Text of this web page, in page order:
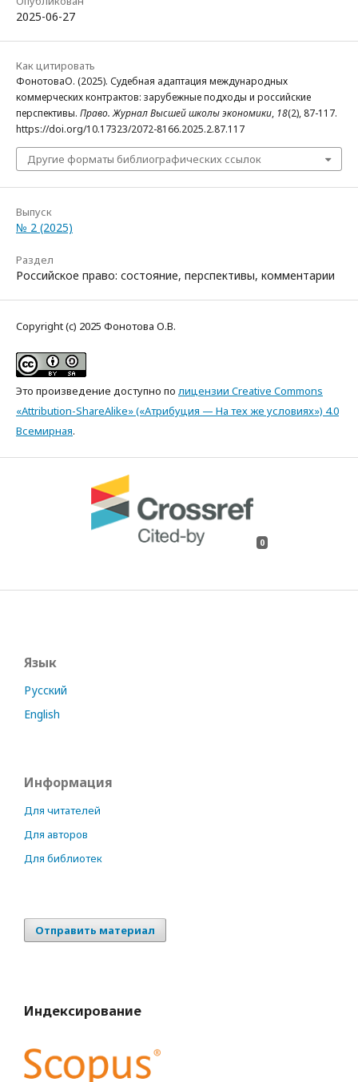
2025-06-27
Как цитировать
ФонотоваО. (2025). Судебная адаптация международных
коммерческих контрактов: зарубежные подходы и российские
перспективы. Право. Журнал Высшей школы экономики, 18(2), 87-117.
https://doi.org/10.17323/2072-8166.2025.2.87.117
Другие форматы библиографических ссылок
Выпуск
№ 2 (2025)
Раздел
Российское право: состояние, перспективы, комментарии
Copyright (c) 2025 Фонотова О.В.
Это произведение доступно по лицензии Creative Commons
«Attribution-ShareAlike» («Атрибуция — На тех же условиях») 4.0
Всемирная.
0
Язык
Русский
English
Информация
Для читателей
Для авторов
Для библиотек
Отправить материал
Индексирование